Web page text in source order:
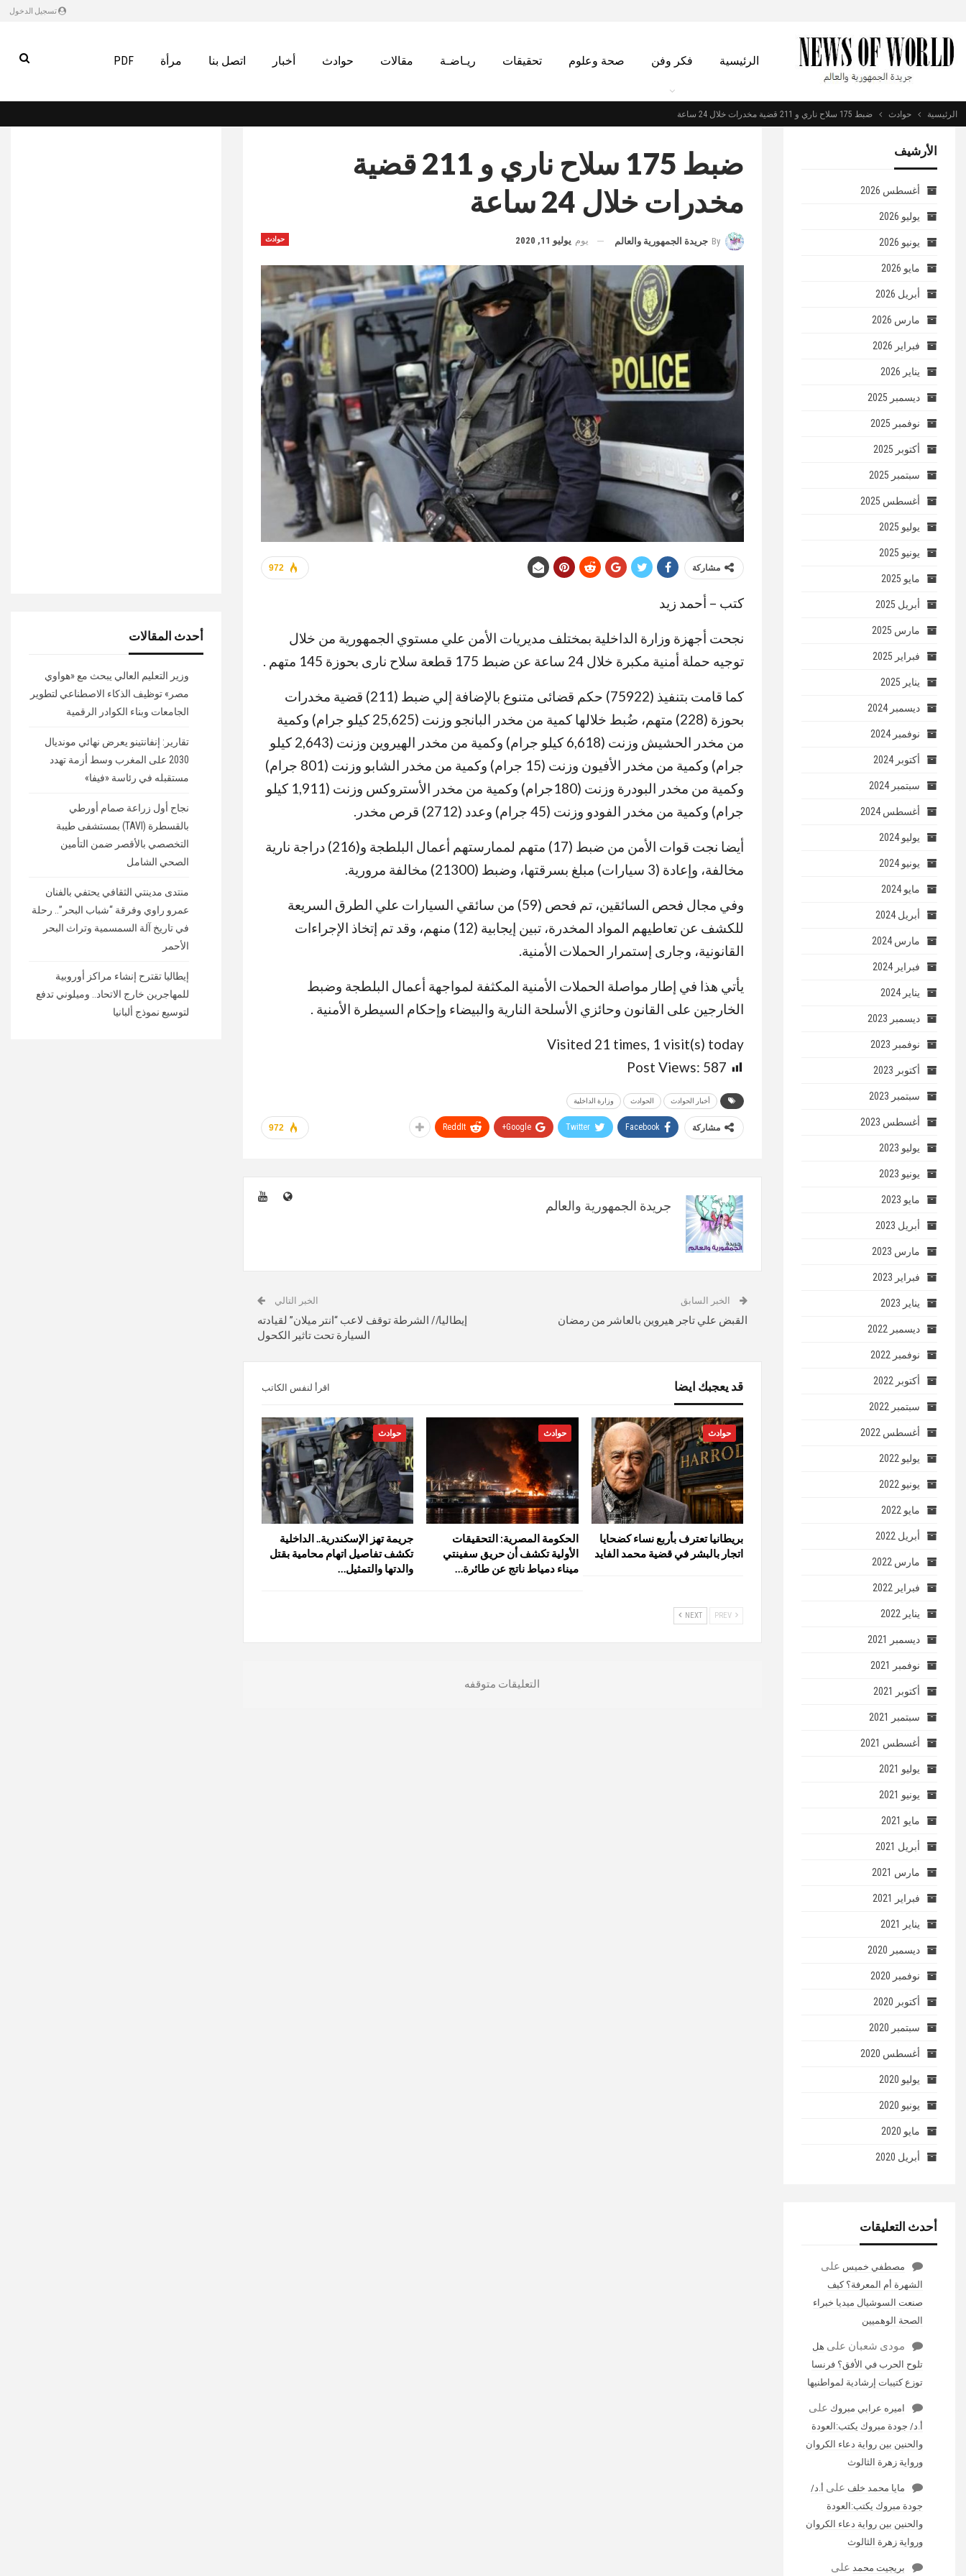
تسجيل الدخول
الرئيسية فكر وفن صحة وعلوم تحقيقات ريـاضـة مقالات حوادث أخبار اتصل بنا مرأة PDF
الرئيسية حوادث ضبط 175 سلاح ناري و 211 قضية مخدرات خلال 24 ساعة
ضبط 175 سلاح ناري و 211 قضية
مخدرات خلال 24 ساعة
حوادث By جريدة الجمهورية والعالم يوم يوليو 11, 2020
972 مشاركة
كتب – أحمد زيد
نجحت أجهزة وزارة الداخلية بمختلف مديريات الأمن علي مستوي الجمهورية من خلال
توجيه حملة أمنية مكبرة خلال 24 ساعة عن ضبط 175 قطعة سلاح نارى بحوزة 145 متهم .
كما قامت بتنفيذ (75922) حكم قضائى متنوع بالإضافة إلي ضبط (211) قضية مخدرات
بحوزة (228) متهم، ضُبط خلالها كمية من مخدر البانجو وزنت (25,625 كيلو جرام) وكمية
من مخدر الحشيش وزنت (6,618 كيلو جرام) وكمية من مخدر الهيروين وزنت (2,643 كيلو
جرام) وكمية من مخدر الأفيون وزنت (15 جرام) وكمية من مخدر الشابو وزنت (801 جرام)
وكمية من مخدر البودرة وزنت (180جرام) وكمية من مخدر الأستروكس وزنت (1,911 كيلو
جرام) وكمية من مخدر الفودو وزنت (45 جرام) وعدد (2712) قرص مخدر.
أيضا نجت قوات الأمن من ضبط (17) متهم لممارستهم أعمال البلطجة و(216) دراجة نارية
مخالفة، وإعادة (3 سيارات) مبلغ بسرقتها، وضبط (21300) مخالفة مرورية.
وفي مجال فحص السائقين، تم فحص (59) من سائقي السيارات علي الطرق السريعة
للكشف عن تعاطيهم المواد المخدرة، تبين إيجابية (12) منهم، وقد تم إتخاذ الإجراءات
القانونية، وجارى إستمرار الحملات الأمنية.
يأتي هذا في إطار مواصلة الحملات الأمنية المكثفة لمواجهة أعمال البلطجة وضبط
الخارجين على القانون وحائزي الأسلحة النارية والبيضاء وإحكام السيطرة الأمنية .
Visited 21 times, 1 visit(s) today
Post Views: 587
أخبار الحوادث الحوادث وزارة الداخلية
972 مشاركة Facebook
Twitter
Google+
ReddIt
جريدة الجمهورية والعالم
الخبر السابق
القبض علي تاجر هيروين بالعاشر من رمضان
الخبر التالي
إيطاليا// الشرطة توقف لاعب “انتر ميلان” لقيادته
السيارة تحت تاثير الكحول
قد يعجبك ايضا اقرأ لنفس الكاتب
حوادث
بريطانيا تعترف بأربع نساء كضحايا
اتجار بالبشر في قضية محمد الفايد
حوادث
الحكومة المصرية: التحقيقات
الأولية تكشف أن حريق سفينتي
ميناء دمياط ناتج عن طائرة…
حوادث
جريمة تهز الإسكندرية.. الداخلية
تكشف تفاصيل اتهام محامية بقتل
والدتها والتمثيل…
NEXT
التعليقات متوقفه
أحدث المقالات
وزير التعليم العالي يبحث مع «هواوي
مصر» توظيف الذكاء الاصطناعي لتطوير
الجامعات وبناء الكوادر الرقمية
تقارير: إنفانتينو يعرض نهائي مونديال
2030 على المغرب وسط أزمة تهدد
مستقبله في رئاسة «فيفا»
نجاح أول زراعة صمام أورطي
بالقسطرة (TAVI) بمستشفى طيبة
التخصصي بالأقصر ضمن التأمين
الصحي الشامل
منتدى مدينتي الثقافي يحتفي بالفنان
عمرو راوي وفرقة “شباب البحر”.. رحلة
في تاريخ آلة السمسمية وتراث البحر
الأحمر
إيطاليا تقترح إنشاء مراكز أوروبية
للمهاجرين خارج الاتحاد.. وميلوني تدفع
لتوسيع نموذج ألبانيا
الأرشيف
أغسطس 2026
يوليو 2026
يونيو 2026
مايو 2026
أبريل 2026
مارس 2026
فبراير 2026
يناير 2026
ديسمبر 2025
نوفمبر 2025
أكتوبر 2025
سبتمبر 2025
أغسطس 2025
يوليو 2025
يونيو 2025
مايو 2025
أبريل 2025
مارس 2025
فبراير 2025
يناير 2025
ديسمبر 2024
نوفمبر 2024
أكتوبر 2024
سبتمبر 2024
أغسطس 2024
يوليو 2024
يونيو 2024
مايو 2024
أبريل 2024
مارس 2024
فبراير 2024
يناير 2024
ديسمبر 2023
نوفمبر 2023
أكتوبر 2023
سبتمبر 2023
أغسطس 2023
يوليو 2023
يونيو 2023
مايو 2023
أبريل 2023
مارس 2023
فبراير 2023
يناير 2023
ديسمبر 2022
نوفمبر 2022
أكتوبر 2022
سبتمبر 2022
أغسطس 2022
يوليو 2022
يونيو 2022
مايو 2022
أبريل 2022
مارس 2022
فبراير 2022
يناير 2022
ديسمبر 2021
نوفمبر 2021
أكتوبر 2021
سبتمبر 2021
أغسطس 2021
يوليو 2021
يونيو 2021
مايو 2021
أبريل 2021
مارس 2021
فبراير 2021
يناير 2021
ديسمبر 2020
نوفمبر 2020
أكتوبر 2020
سبتمبر 2020
أغسطس 2020
يوليو 2020
يونيو 2020
مايو 2020
أبريل 2020
أحدث التعليقات
مصطفي خميس على
الشهرة أم المعرفة؟ كيف
صنعت السوشيال ميديا خبراء
الصحة الوهميين
مودى شعبان على هل
تلوح الحرب في الأفق؟ فرنسا
توزع كتيبات إرشادية لمواطنيها
اميره عرابي مبروك على
أ.د/ جودة مبروك يكتب:العودة
والحنين بين رواية دعاء الكروان
ورواية زهرة الثالوث
مايا محمد خلف على أ.د/
جودة مبروك يكتب:العودة
والحنين بين رواية دعاء الكروان
ورواية زهرة الثالوث
بريجيت محمدعلى